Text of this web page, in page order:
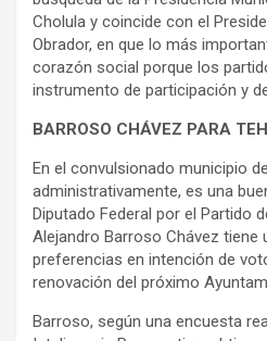
Cholula y coincide con el
Obrador, en que lo más
corazón social porque los
instrumento de participación y
BARROSO CHÁVEZ PARA
En el convulsionado municipio
administrativamente, es una
Diputado Federal por el Partido
Alejandro Barroso Chávez tiene
preferencias en intención de
renovación del próximo
Barroso, según una encuesta